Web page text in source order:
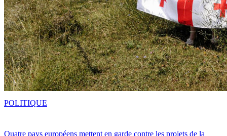
Quatre pays européens mettent en garde contre les projets de la
POLITIQUE